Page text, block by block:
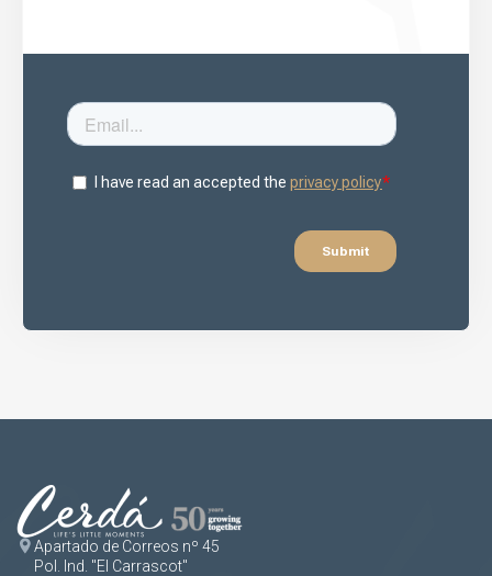
Apartado de Correos nº 45
Pol. Ind. "El Carrascot"